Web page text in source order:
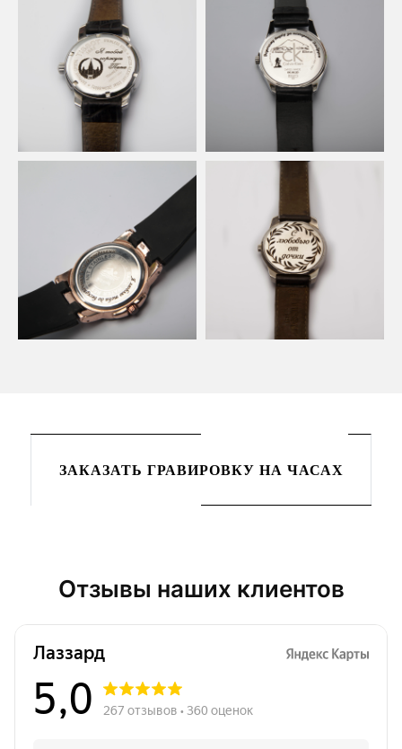
ЗАКАЗАТЬ ГРАВИРОВКУ НА ЧАСАХ
Отзывы наших клиентов